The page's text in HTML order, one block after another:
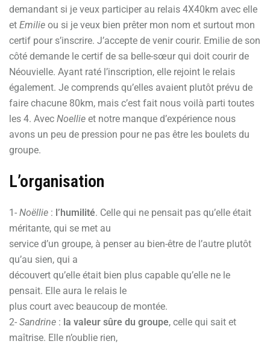
demandant si je veux participer au relais 4X40km avec elle
et Emilie ou si je veux bien prêter mon nom et surtout mon
certif pour s’inscrire. J’accepte de venir courir. Emilie de son
côté demande le certif de sa belle-sœur qui doit courir de
Néouvielle. Ayant raté l’inscription, elle rejoint le relais
également. Je comprends qu’elles avaient plutôt prévu de
faire chacune 80km, mais c’est fait nous voilà parti toutes
les 4. Avec Noellie et notre manque d’expérience nous
avons un peu de pression pour ne pas être les boulets du
groupe.
L’organisation
1- Noëllie : l’humilité. Celle qui ne pensait pas qu’elle était
méritante, qui se met au
service d’un groupe, à penser au bien-être de l’autre plutôt
qu’au sien, qui a
découvert qu’elle était bien plus capable qu’elle ne le
pensait. Elle aura le relais le
plus court avec beaucoup de montée.
2- Sandrine : la valeur sûre du groupe, celle qui sait et
maîtrise. Elle n’oublie rien,